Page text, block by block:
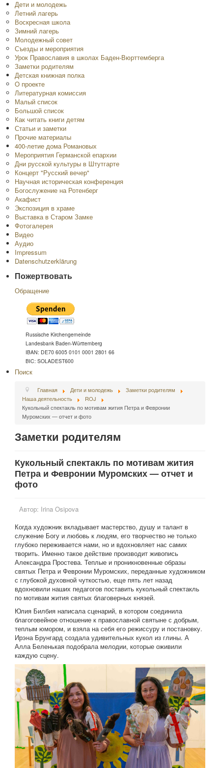
Дети и молодежь
Летний лагерь
Воскресная школа
Зимний лагерь
Молодежный совет
Съезды и мероприятия
Урок Православия в школах Баден-Вюрттемберга
Заметки родителям
Детская книжная полка
O проекте
Литературная комиссия
Малый список
Большой список
Как читать книги детям
Статьи и заметки
Прочие материалы
400-летие дома Романовых
Мероприятия Германской епархии
Дни русской культуры в Штутгарте
Концерт "Русский вечер"
Научная историческая конференция
Богослужение на Ротенберг
Акафист
Экспозиция в храме
Выставка в Старом Замке
Фотогалерея
Видео
Аудио
Impressum
Datenschutzerklärung
Пожертвовать
Обращение
Russische Kirchengemeinde
Landesbank Baden-Württemberg
IBAN: DE70 6005 0101 0001 2801 66
BIC: SOLADEST600
Поиск
Главная Дети и молодежь
Заметки родителям
Наша деятельность
ROJ
Кукольный спектакль по мотивам жития Петра и Февронии
Муромских — отчет и фото
Заметки родителям
Кукольный спектакль по мотивам жития
Петра и Февронии Муромских — отчет и
фото
Автор: Irina Osipova
Когда художник вкладывает мастерство, душу и талант в
служение Богу и любовь к людям, его творчество не только
глубоко переживается нами, но и вдохновляет нас самих
творить. Именно такое действие производит живопись
Александра Простева. Теплые и проникновенные образы
святых Петра и Февронии Муромских, переданные художником
с глубокой духовной чуткостью, еще пять лет назад
вдохновили наших педагогов поставить кукольный спектакль
по мотивам жития святых благоверных князей.
Юлия Билбия написала сценарий, в котором соединила
благоговейное отношение к православной святыне с добрым,
теплым юмором, и взяла на себя его режиссуру и постановку.
Ирэна Брунгард создала удивительных кукол из глины. А
Алла Беленькая подобрала мелодии, которые оживили
каждую сцену.